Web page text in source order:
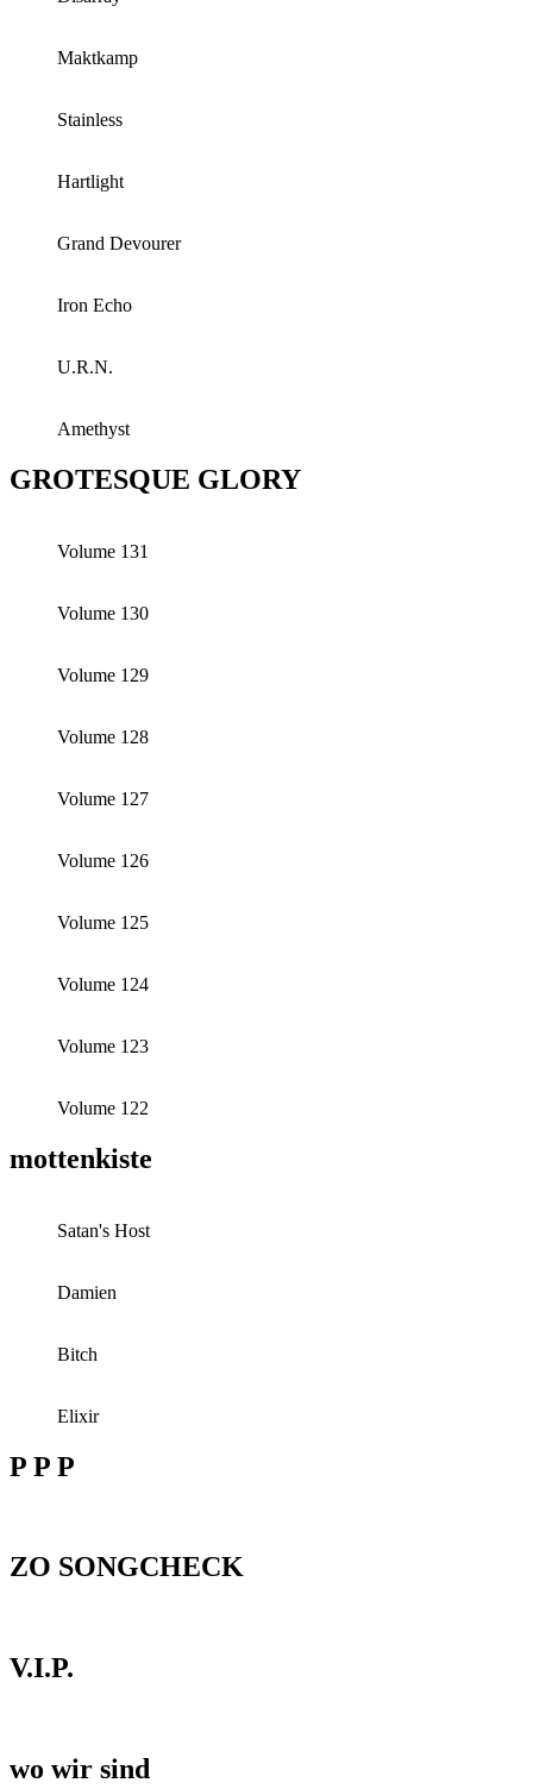
Maktkamp
Stainless
Hartlight
Grand Devourer
Iron Echo
U.R.N.
Amethyst
GROTESQUE GLORY
Volume 131
Volume 130
Volume 129
Volume 128
Volume 127
Volume 126
Volume 125
Volume 124
Volume 123
Volume 122
mottenkiste
Satan's Host
Damien
Bitch
Elixir
P P P
ZO SONGCHECK
V.I.P.
wo wir sind